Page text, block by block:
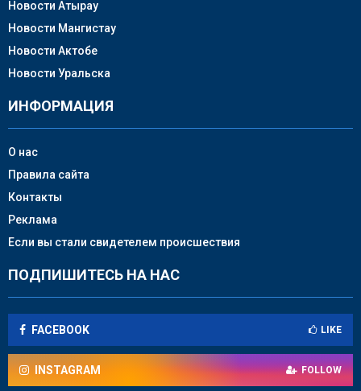
Новости Атырау
Новости Мангистау
Новости Актобе
Новости Уральска
ИНФОРМАЦИЯ
О нас
Правила сайта
Контакты
Реклама
Если вы стали свидетелем происшествия
ПОДПИШИТЕСЬ НА НАС
FACEBOOK LIKE
INSTAGRAM FOLLOW